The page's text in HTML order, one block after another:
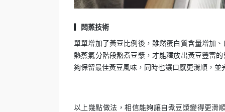
▎悶蒸技術
單單增加了黃豆比例後，雖然蛋白質含量增加
熱蒸氣分階段熬煮豆漿，才能釋放出黃豆豐富
夠保留最佳黃豆風味，同時也讓口感更滑順，並
以上幾點做法，相信能夠讓自煮豆漿變得更滑